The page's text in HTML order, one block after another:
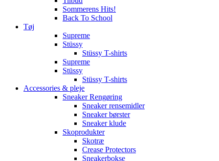
Sommerens Hits!
Back To School
Tøj
Supreme
Stüssy
Stüssy T-shirts
Supreme
Stüssy
Stüssy T-shirts
Accessories & pleje
Sneaker Rengøring
Sneaker rensemidler
Sneaker børster
Sneaker klude
Skoprodukter
Skotræ
Crease Protectors
Sneakerbokse